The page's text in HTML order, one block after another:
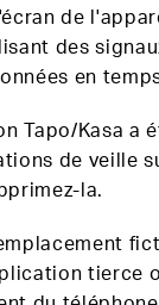
de
des
en
Tapo/Kasa a
de veille
la.
tierce